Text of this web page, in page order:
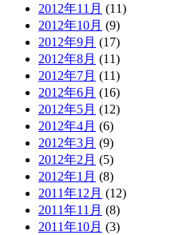
2012年11月 (11)
2012年10月 (9)
2012年9月 (17)
2012年8月 (11)
2012年7月 (11)
2012年6月 (16)
2012年5月 (12)
2012年4月 (6)
2012年3月 (9)
2012年2月 (5)
2012年1月 (8)
2011年12月 (12)
2011年11月 (8)
2011年10月 (3)